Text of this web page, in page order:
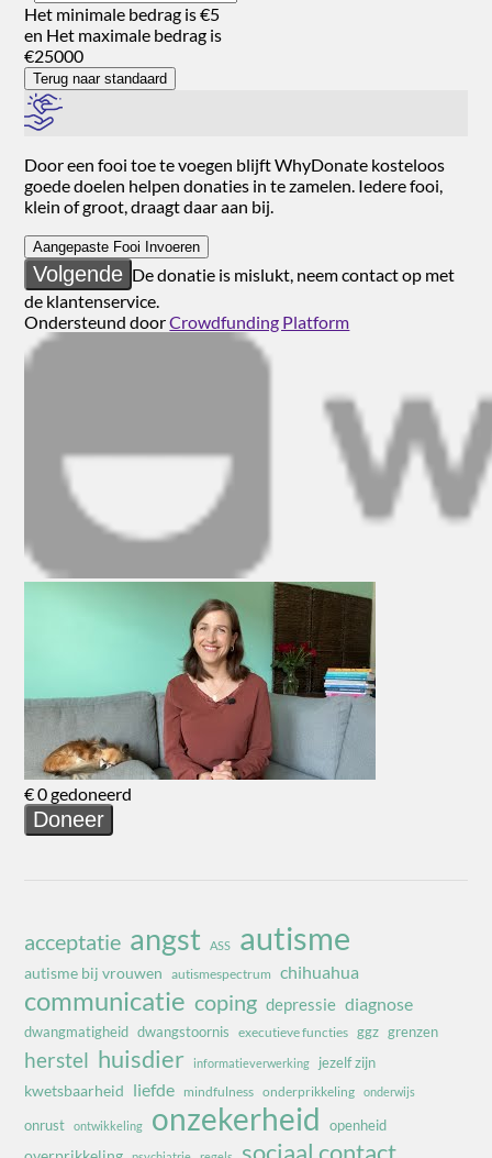
acceptatie angst ASS autisme
autisme bij vrouwen autismespectrum chihuahua
communicatie coping depressie diagnose
dwangmatigheid dwangstoornis executieve functies ggz grenzen
herstel huisdier informatieverwerking jezelf zijn
kwetsbaarheid liefde mindfulness onderprikkeling onderwijs
onrust ontwikkeling onzekerheid openheid
sociaal contact